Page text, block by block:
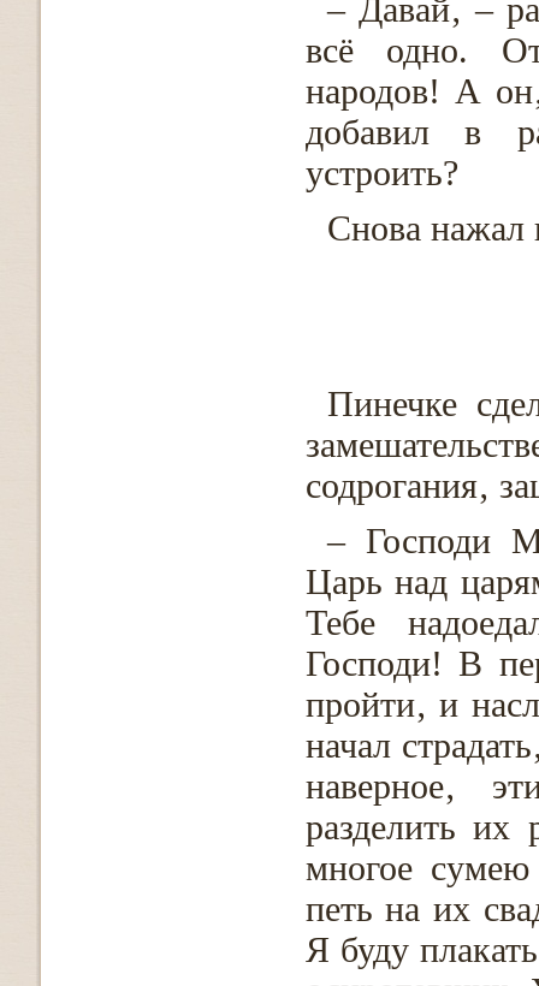
– Давай‚ –
всё одно.
народов! А
добавил в
устроить?
Снова нажал
Пинечке
содрогания‚
– Господи
Царь над
Тебе
Господи! В
пройти‚ и
начал
наверное‚
разделить
многое
петь на их
Я буду